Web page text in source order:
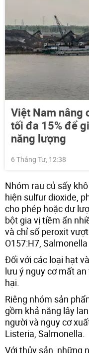
Việt Nam nâng
tối đa 15% để
năng lượng
6 Tháng Tư, 12:38
Nhóm rau củ sấy
hiện sulfur dioxide,
cho phép hoặc dư
bột gia vị tiềm ẩn
và chỉ số peroxit
O157:H7,
Đối với các loại hạt
lưu ý nguy cơ mất
hại.
Riêng nhóm sản
gồm khả năng lây
người và nguy cơ
Listeria, Salmonella.
Với thủy sản, những